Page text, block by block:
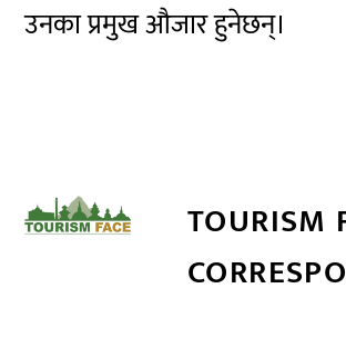
उनका प्रमुख औजार हुनेछन्।
TOURISM